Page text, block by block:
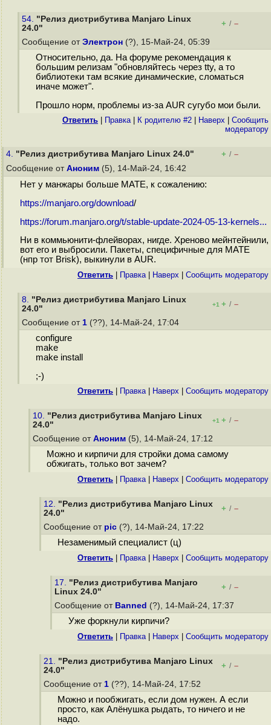
54. "Релиз дистрибутива Manjaro Linux
24.0"
+ / –
Сообщение от Электрон (?), 15-Май-24, 05:39
Относительно, да. На форуме рекомендация к
большим релизам "обновляйтесь через tty, а то
библиотеки там всякие динамические, сломаться
иначе может".
Прошло норм, проблемы из-за AUR сугубо мои были.
Ответить Правка| К родителю #2 Наверх
Cообщить
модератору
4. "Релиз дистрибутива Manjaro Linux 24.0" + / –
Сообщение от Аноним (5), 14-Май-24, 16:42
Нет у манжары больше MATE, к сожалению:
https://manjaro.org/download/
https://forum.manjaro.org/t/stable-update-2024-05-13-kernels...
Ни в коммьюнити-флейворах, нигде. Хреново мейнтейнили,
вот его и выбросили. Пакеты, специфичные для MATE
(нпр тот Brisk), выкинули в AUR.
Ответить Правка| Наверх Cообщить модератору
8. "Релиз дистрибутива Manjaro Linux
24.0"
+1 + / –
Сообщение от 1 (??), 14-Май-24, 17:04
configure
make
make install
;-)
Ответить Правка| Наверх Cообщить модератору
10. "Релиз дистрибутива Manjaro Linux
24.0"
+1 + / –
Сообщение от Аноним (5), 14-Май-24, 17:12
Можно и кирпичи для стройки дома самому
обжигать, только вот зачем?
Ответить Правка| Наверх Cообщить модератору
12. "Релиз дистрибутива Manjaro Linux
24.0"
+ / –
Сообщение от pic (?), 14-Май-24, 17:22
Незаменимый специалист (ц)
Ответить Правка| Наверх Cообщить модератору
17. "Релиз дистрибутива Manjaro
Linux 24.0"
+ / –
Сообщение от Banned (?), 14-Май-24, 17:37
Уже форкнули кирпичи?
Ответить Правка| Наверх Cообщить модератору
21. "Релиз дистрибутива Manjaro Linux
24.0"
+ / –
Сообщение от 1 (??), 14-Май-24, 17:52
Можно и пообжигать, если дом нужен. А если
просто, как Алёнушка рыдать, то ничего и не
надо.